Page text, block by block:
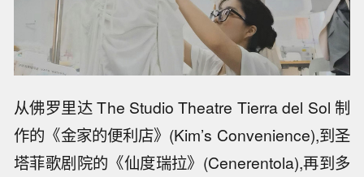
从佛罗里达 The Studio Theatre Tierra del Sol 制
作的《金家的便利店》(Kim’s Convenience),到圣
塔菲歌剧院的《仙度瑞拉》(Cenerentola),再到多